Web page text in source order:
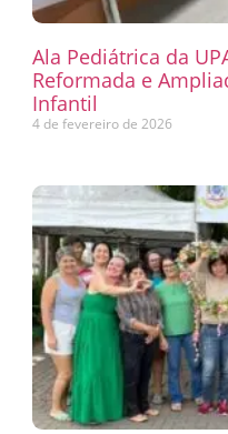
Ala Pediátrica da
Reformada e
Infantil
4 de fevereiro de 2026